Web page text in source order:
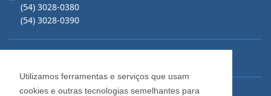
Utilizamos ferramentas e serviços que usam
cookies e outras tecnologias semelhantes para
(54) 3028-0380
(54) 3028-0390